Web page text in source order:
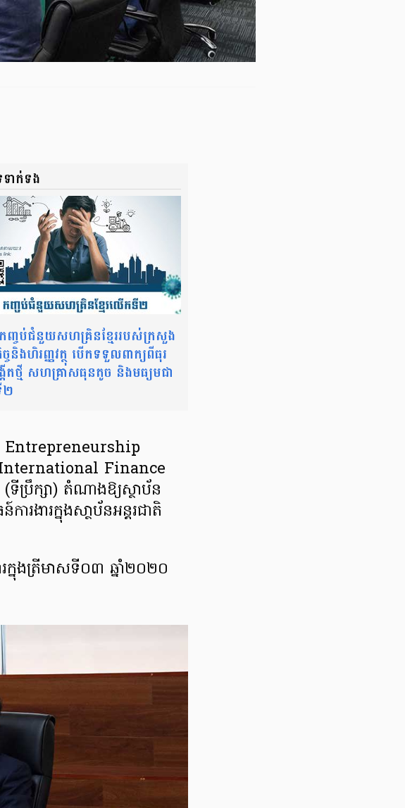
ទាក់ទង
កញ្ចប់​ជំនួយ​សហគ្រិនខ្មែរ​របស់​ក្រសួង​
ច​និង​ហិរញ្ញវត្ថុ បើក​ទទួល​ពាក្យ​ពី​ធុរ
កើតថ្មី សហគ្រាសធុនតូច និង​មធ្យម​ជា
២
Entrepreneurship
Finance
រឹក្សា) តំណាងឱ្យស្ថាប័ន
ងារ​ក្នុង​សា្ថប័ន​អន្តរជាតិ
ក្នុង​ត្រីមាស​ទី០៣ ឆ្នាំ២០២០